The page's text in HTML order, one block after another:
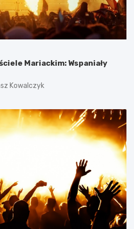
Mariackim: Wspaniały
Kowalczyk